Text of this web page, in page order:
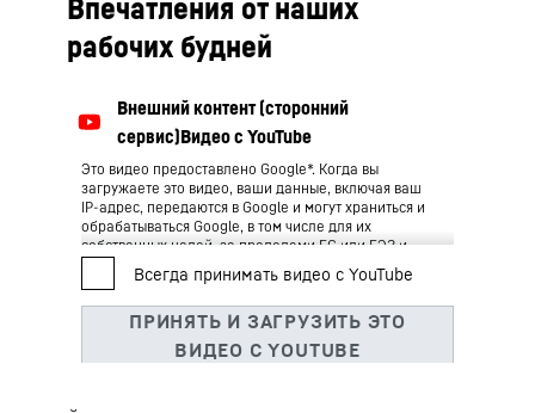
рабочих будней
Это видео предоставлено Google*. Когда вы
загружаете это видео, ваши данные, включая ваш
IP-адрес, передаются в Google и могут храниться и
обрабатываться Google, в том числе для их
собственных целей, за пределами ЕС или ЕЭЗ и,
следовательно, в каких-то третьих странах, в
частности в США**. Мы не имеем никакого влияния
на дальнейшую обработку данных Google.
Нажимая «ПРИНЯТЬ», вы соглашаетесь на
передачу данных в Google для этого видео в
соответствии со ст. 6, пар. 1, п. (а) Общего